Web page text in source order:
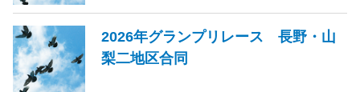
2026年グランプリレース 長野・山
梨二地区合同